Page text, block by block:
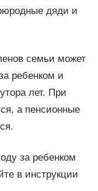
дяди и
семьи может
ребенком и
лет. При
а пенсионные
за ребенком
в инструкции